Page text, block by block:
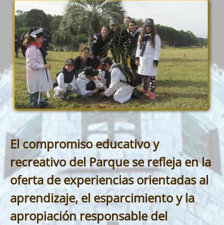
El compromiso educativo y
recreativo del Parque se refleja en la
oferta de experiencias orientadas al
aprendizaje, el esparcimiento y la
apropiación responsable del